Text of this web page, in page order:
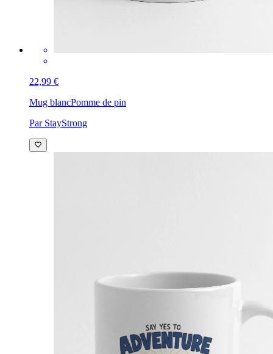
22,99 €
Mug blancPomme de pin
Par StayStrong